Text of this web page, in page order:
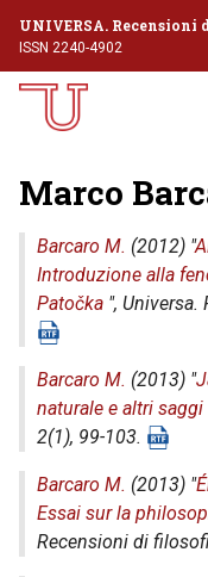
UNIVERSA. Recensioni
ISSN 2240-4902
Marco
Barcaro M. (2012) "
Introduzione alla
Patočka ", Universa.
Barcaro M. (2013) "
naturale e altri saggi
2(1), 99-103.
Barcaro M. (2013) "
Essai sur la
Recensioni di